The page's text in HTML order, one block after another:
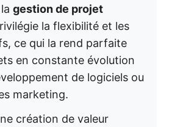
gestion de projet
la flexibilité et les
ce qui la rend parfaite
en constante évolution
de logiciels ou
marketing.
création de valeur